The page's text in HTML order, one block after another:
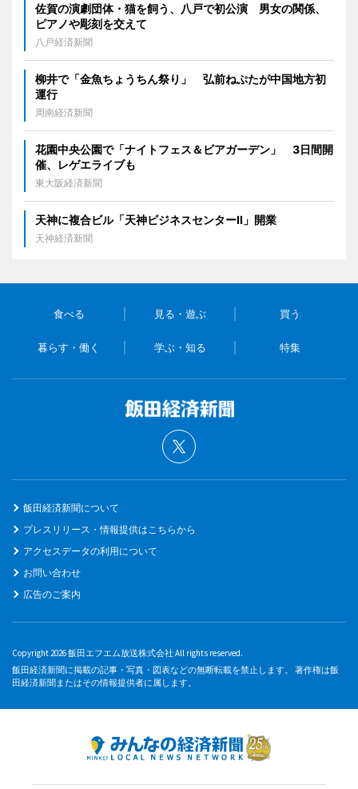
佐賀の演劇団体・猫を飼う、八戸で初公演 男女の関係、
ピアノや彫刻を交えて
八戸経済新聞
柳井で「金魚ちょうちん祭り」 弘前ねぷたが中国地方初
運行
周南経済新聞
花園中央公園で「ナイトフェス＆ビアガーデン」 3日間開
催、レゲエライブも
東大阪経済新聞
天神に複合ビル「天神ビジネスセンターII」開業
天神経済新聞
食べる 見る・遊ぶ 買う
暮らす・働く 学ぶ・知る 特集
飯田経済新聞について
プレスリリース・情報提供はこちらから
アクセスデータの利用について
お問い合わせ
広告のご案内
Copyright 2026 飯田エフエム放送株式会社 All rights reserved.
飯田経済新聞に掲載の記事・写真・図表などの無断転載を禁止します。 著作権は飯
田経済新聞またはその情報提供者に属します。